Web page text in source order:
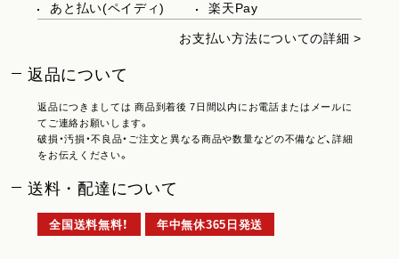
あと払い(ペイディ)
楽天Pay
お支払い方法についての詳細 >
返品について
返品につきましては 商品到着後 7日間以内にお電話またはメールに
てご連絡お願いします。
破損・汚損・不良品・ご注文と異なる商品や数量などの不備など、詳細
をお伝えください。
送料・配達について
全国送料無料！ 年中無休365日発送